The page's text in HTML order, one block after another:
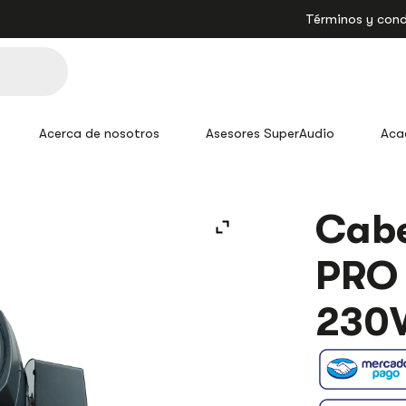
Términos y
Acerca de nosotros Asesores SuperAudio